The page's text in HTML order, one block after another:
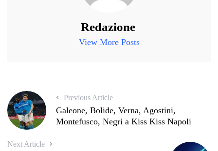
Redazione
View More Posts
Previous Article
Galeone, Bolide, Verna, Agostini,
Montefusco, Negri a Kiss Kiss Napoli
Next Article